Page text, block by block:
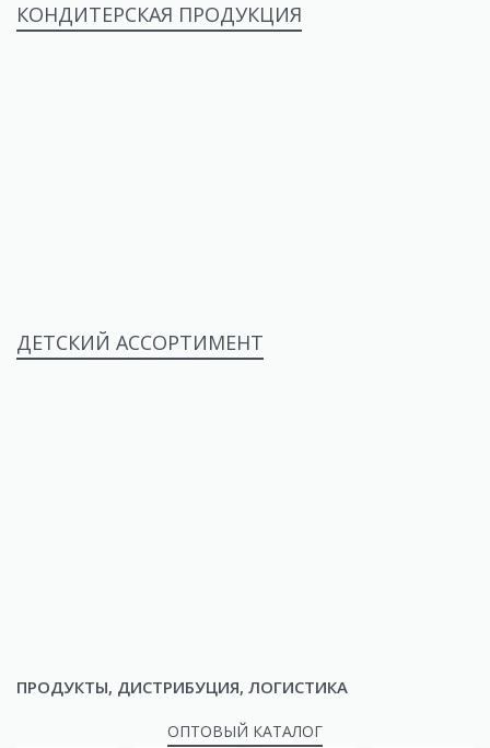
КОНДИТЕРСКАЯ ПРОДУКЦИЯ
ДЕТСКИЙ АССОРТИМЕНТ
ПРОДУКТЫ, ДИСТРИБУЦИЯ, ЛОГИСТИКА
ОПТОВЫЙ КАТАЛОГ